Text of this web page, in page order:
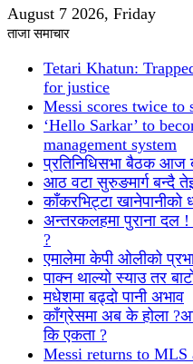
August 7 2026, Friday
ताजा समाचार
Tetari Khatun:
for justice
Messi scores twice to
‘Hello Sarkar’ to
management system
प्रतिनिधिसभा बैठक आज
आठ वटा सुरुङमार्ग बन्दै
काँकरभिट्टा खानेपानीको
अन्तरकलहमा पुराना दल
?
एमालेमा केपी ओलीको
पाक्न थाल्यो स्याउ तर
मधेशमा बढ्दो पानी अभाव
काँग्रेसमा अब के होला
कि एकता ?
Messi returns to